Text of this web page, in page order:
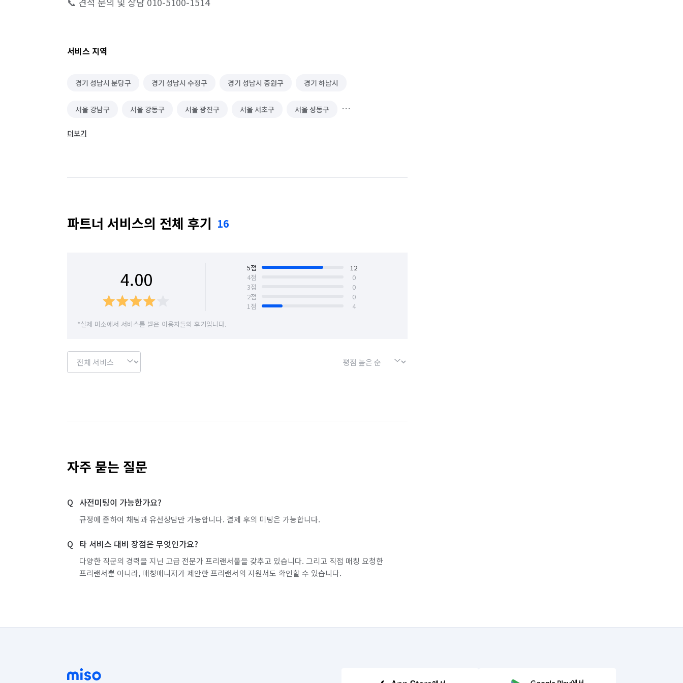
서비스 지역
경기 성남시 분당구 경기 성남시 수정구 경기 성남시 중원구 경기 하남시
서울 강남구 서울 강동구 서울 광진구 서울 서초구 서울 성동구
서울 송파구
더보기
파트너 서비스의 전체 후기 16
4.00 5점
12
4점
0
3점
0
2점
0
1점
4
*실제 미소에서 서비스를 받은 이용자들의 후기입니다.
자주 묻는 질문
사전미팅이 가능한가요?
규정에 준하여 채팅과 유선상담만 가능합니다. 결제 후의 미팅은 가능합니다.
타 서비스 대비 장점은 무엇인가요?
다양한 직군의 경력을 지닌 고급 전문가 프리랜서풀을 갖추고 있습니다. 그리고 직접 매칭 요청한
프리랜서뿐 아니라, 매칭매니저가 제안한 프리랜서의 지원서도 확인할 수 있습니다.